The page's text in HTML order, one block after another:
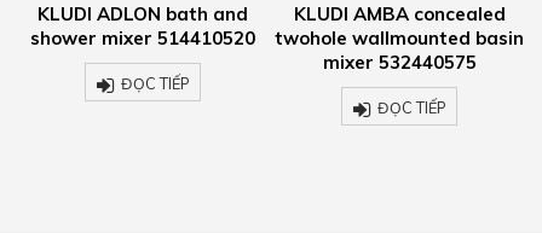
KLUDI ADLON bath and
shower mixer 514410520
ĐỌC TIẾP
KLUDI AMBA concealed
twohole wallmounted basin
mixer 532440575
ĐỌC TIẾP